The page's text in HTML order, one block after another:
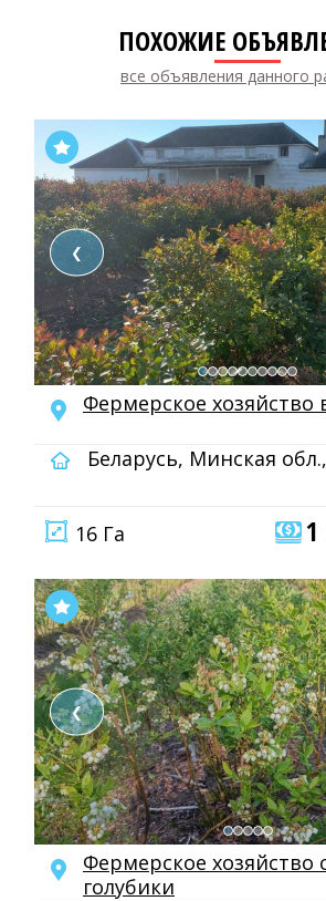
ПОХОЖИЕ
все объявления данного
❮
Фермерское хозяйство
Беларусь, Минская
16 Га 1
❮
Фермерское хозяйство
голубики